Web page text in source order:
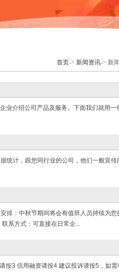
首页-> 新闻资讯-> 新
业介绍公司产品及服务。下面我们就用一
统计，跟您同行业的公司，他们一般宣传
排：中秋节期间将会有值班人员持续为您
系方式：可直接在日常企...
按3 信用融资请按4 建议投诉请按5，如需